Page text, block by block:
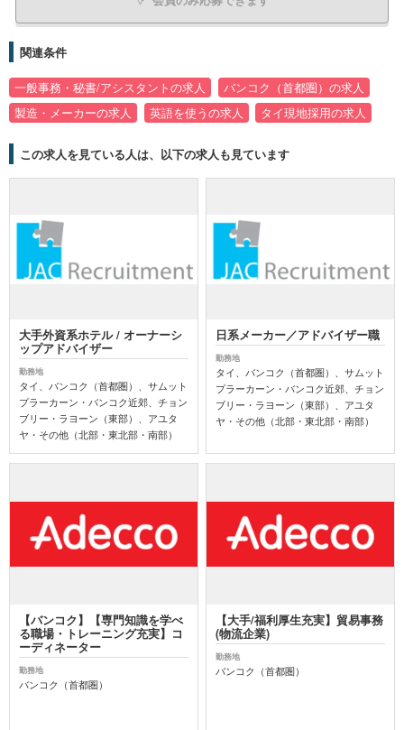
関連条件
一般事務・秘書/アシスタントの求人
バンコク（首都圏）の求人
製造・メーカーの求人
英語を使うの求人 タイ現地採用の求人
この求人を見ている人は、以下の求人も見ています
大手外資系ホテル / オーナーシ
ップアドバイザー
勤務地
タイ、バンコク（首都圏）、サムット
プラーカーン・バンコク近郊、チョン
ブリー・ラヨーン（東部）、アユタ
ヤ・その他（北部・東北部・南部）
日系メーカー／アドバイザー職
勤務地
タイ、バンコク（首都圏）、サムット
プラーカーン・バンコク近郊、チョン
ブリー・ラヨーン（東部）、アユタ
ヤ・その他（北部・東北部・南部）
【バンコク】【専門知識を学べ
る職場・トレーニング充実】コ
ーディネーター
勤務地
バンコク（首都圏）
【大手/福利厚生充実】貿易事務
(物流企業)
勤務地
バンコク（首都圏）